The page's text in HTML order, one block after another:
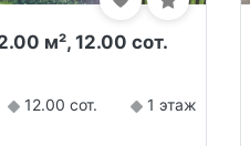
м², 12.00 сот.
12.00 сот. 1 этаж